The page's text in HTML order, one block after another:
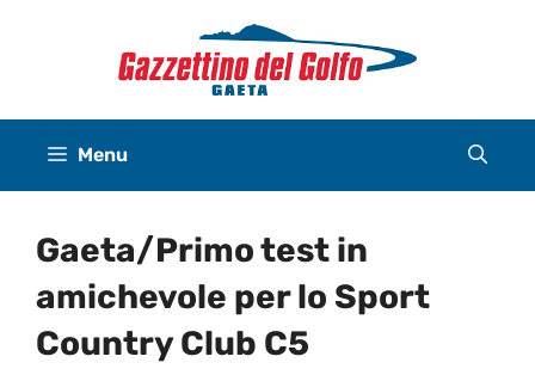
Menu
Gaeta/Primo test in
amichevole per lo Sport
Country Club C5